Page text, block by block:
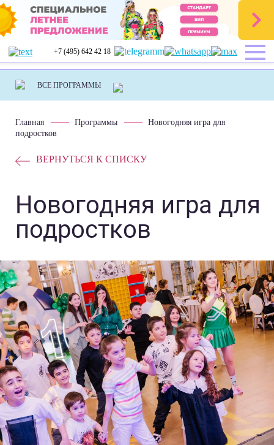
+7 (495) 642 42 18
Главная Программы
Новогодняя игра для
подростков
ВЕРНУТЬСЯ К СПИСКУ
Новогодняя игра для
подростков